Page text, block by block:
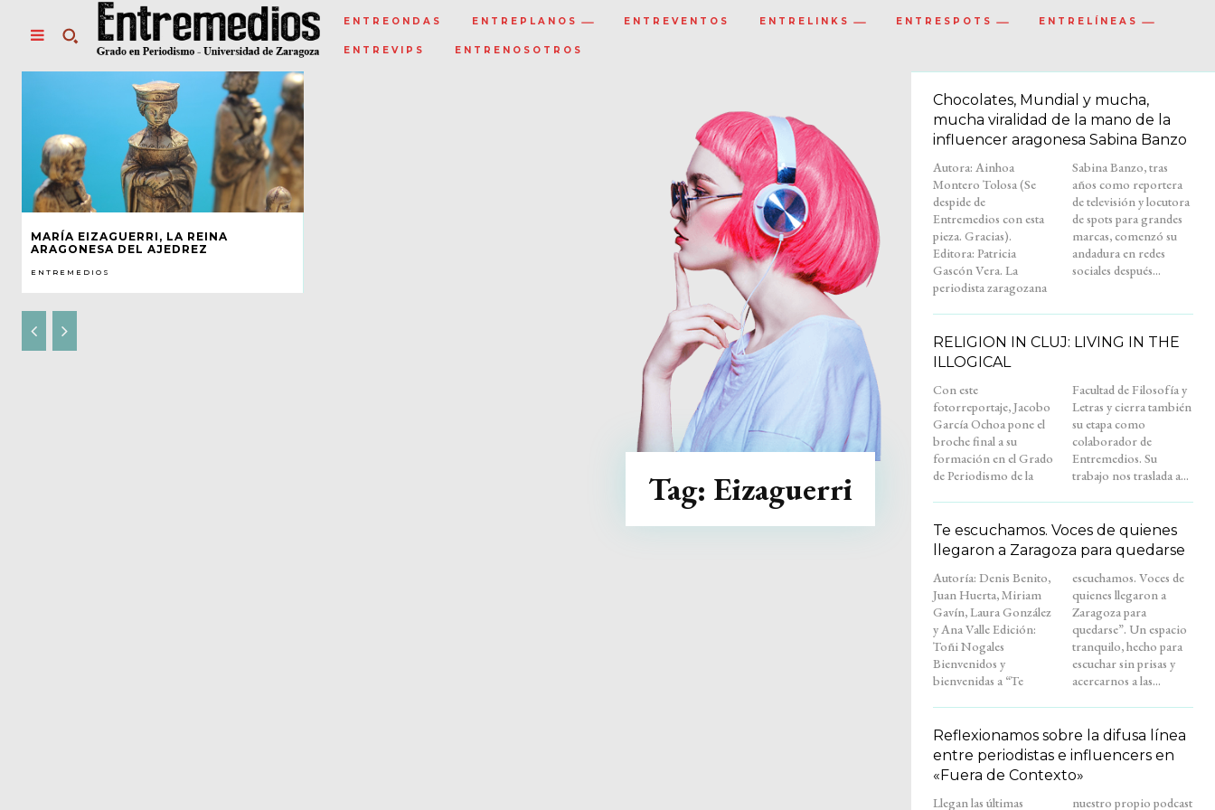
ENTREONDAS ENTREPLANOS ENTREVENTOS ENTRELINKS ENTRESPOTS ENTRELÍNEAS
ENTREVIPS ENTRENOSOTROS
MARÍA EIZAGUERRI, LA REINA
ARAGONESA DEL AJEDREZ
ENTREMEDIOS
Tag: Eizaguerri
Chocolates, Mundial y mucha,
mucha viralidad de la mano de la
influencer aragonesa Sabina Banzo
Autora: Ainhoa
Montero Tolosa (Se
despide de
Entremedios con esta
pieza. Gracias).
Editora: Patricia
Gascón Vera. La
periodista zaragozana
Sabina Banzo, tras
años como reportera
de televisión y locutora
de spots para grandes
marcas, comenzó su
andadura en redes
sociales después...
RELIGION IN CLUJ: LIVING IN THE
ILLOGICAL
Con este
fotorreportaje, Jacobo
García Ochoa pone el
broche final a su
formación en el Grado
de Periodismo de la
Facultad de Filosofía y
Letras y cierra también
su etapa como
colaborador de
Entremedios. Su
trabajo nos traslada a...
Te escuchamos. Voces de quienes
llegaron a Zaragoza para quedarse
Autoría: Denis Benito,
Juan Huerta, Miriam
Gavín, Laura González
y Ana Valle Edición:
Toñi Nogales
Bienvenidos y
bienvenidas a “Te
escuchamos. Voces de
quienes llegaron a
Zaragoza para
quedarse”. Un espacio
tranquilo, hecho para
escuchar sin prisas y
acercarnos a las...
Reflexionamos sobre la difusa línea
entre periodistas e influencers en
«Fuera de Contexto»
Llegan las últimas
nuestro propio podcast